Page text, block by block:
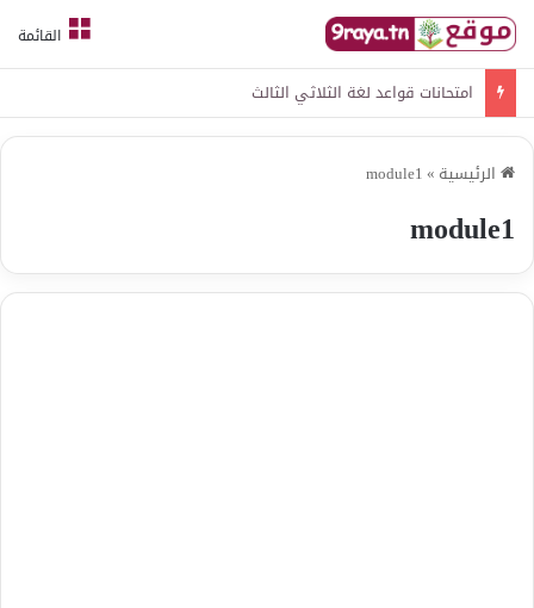
القائمة
امتحانات قواعد لغة الثلاثي الثالث
الرئيسية »
module1
module1